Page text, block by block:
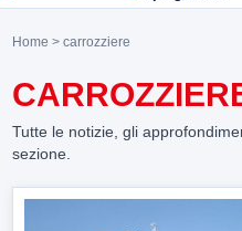
Home > carrozziere
Tutte le notizie, gli
sezione.